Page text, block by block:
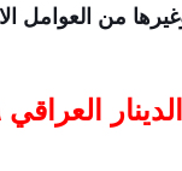
من العوامل
العراقي ١٦-١١